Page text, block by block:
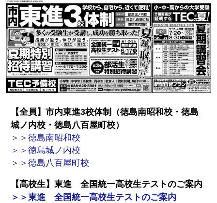
【全員】市内東進3校体制（徳島南昭和校・徳島
城ノ内校・徳島八百屋町校）
＞＞徳島南昭和校
＞＞徳島城ノ内校
＞＞徳島八百屋町校
【高校生】東進 全国統一高校生テストのご案内
＞＞東進 全国統一高校生テストのご案内